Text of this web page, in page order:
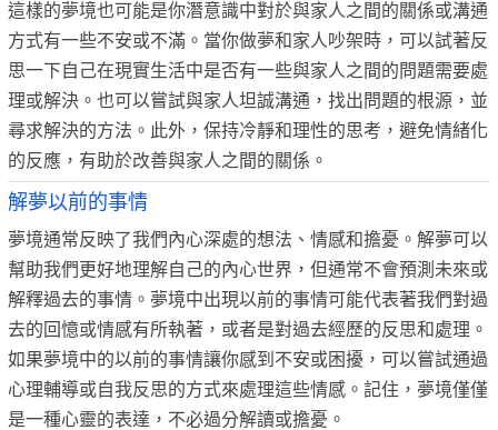
這樣的夢境也可能是你潛意識中對於與家人之間的關係或溝通
方式有一些不安或不滿。當你做夢和家人吵架時，可以試著反
思一下自己在現實生活中是否有一些與家人之間的問題需要處
理或解決。也可以嘗試與家人坦誠溝通，找出問題的根源，並
尋求解決的方法。此外，保持冷靜和理性的思考，避免情緒化
的反應，有助於改善與家人之間的關係。
解夢以前的事情
夢境通常反映了我們內心深處的想法、情感和擔憂。解夢可以
幫助我們更好地理解自己的內心世界，但通常不會預測未來或
解釋過去的事情。夢境中出現以前的事情可能代表著我們對過
去的回憶或情感有所執著，或者是對過去經歷的反思和處理。
如果夢境中的以前的事情讓你感到不安或困擾，可以嘗試通過
心理輔導或自我反思的方式來處理這些情感。記住，夢境僅僅
是一種心靈的表達，不必過分解讀或擔憂。